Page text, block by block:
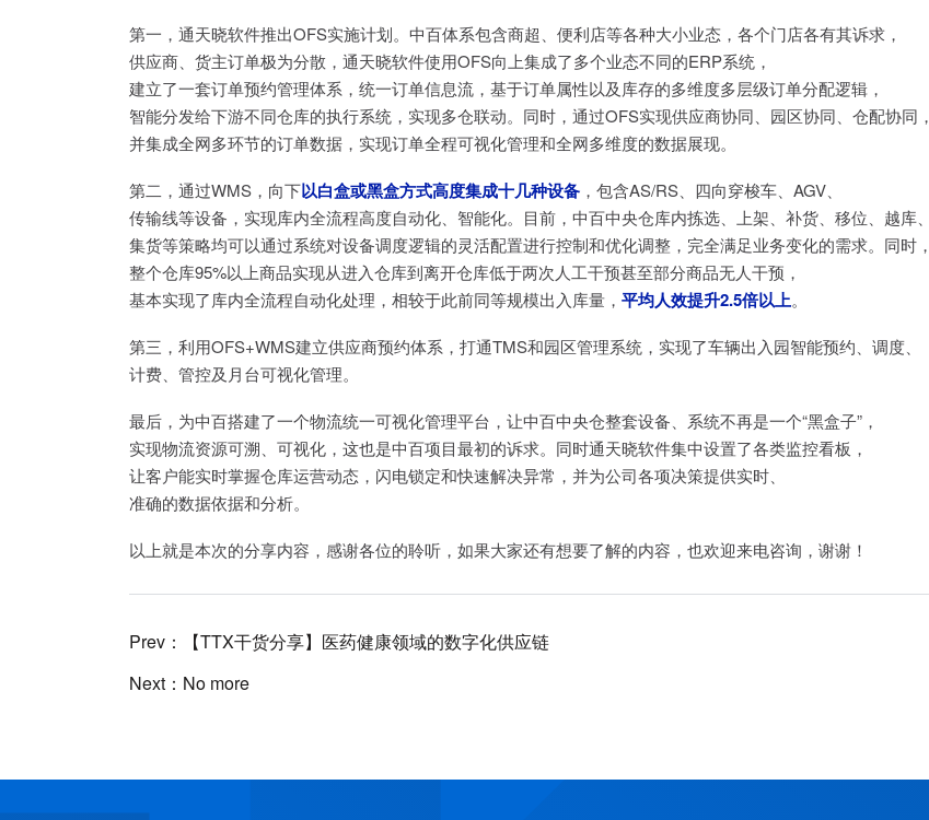
第一，通天晓软件推出OFS实施计划。中百体系包含商超、便利店等各种大小业态，各个门店各有其诉求，
供应商、货主订单极为分散，通天晓软件使用OFS向上集成了多个业态不同的ERP系统，
建立了一套订单预约管理体系，统一订单信息流，基于订单属性以及库存的多维度多层级订单分配逻辑，
智能分发给下游不同仓库的执行系统，实现多仓联动。同时，通过OFS实现供应商协同、园区协同、仓配协同，
并集成全网多环节的订单数据，实现订单全程可视化管理和全网多维度的数据展现。
第二，通过WMS，向下以白盒或黑盒方式高度集成十几种设备，包含AS/RS、四向穿梭车、AGV、
传输线等设备，实现库内全流程高度自动化、智能化。目前，中百中央仓库内拣选、上架、补货、移位、越库、
集货等策略均可以通过系统对设备调度逻辑的灵活配置进行控制和优化调整，完全满足业务变化的需求。同时，
整个仓库95%以上商品实现从进入仓库到离开仓库低于两次人工干预甚至部分商品无人干预，
基本实现了库内全流程自动化处理，相较于此前同等规模出入库量， 平均人效提升2.5倍以上。
第三，利用OFS+WMS建立供应商预约体系，打通TMS和园区管理系统，实现了车辆出入园智能预约、调度、
计费、管控及月台可视化管理。
最后，为中百搭建了一个物流统一可视化管理平台，让中百中央仓整套设备、系统不再是一个“黑盒子”，
实现物流资源可溯、可视化，这也是中百项目最初的诉求。同时通天晓软件集中设置了各类监控看板，
让客户能实时掌握仓库运营动态，闪电锁定和快速解决异常，并为公司各项决策提供实时、
准确的数据依据和分析。
以上就是本次的分享内容，感谢各位的聆听，如果大家还有想要了解的内容，也欢迎来电咨询，谢谢！
Prev：【TTX干货分享】医药健康领域的数字化供应链
Next：No more